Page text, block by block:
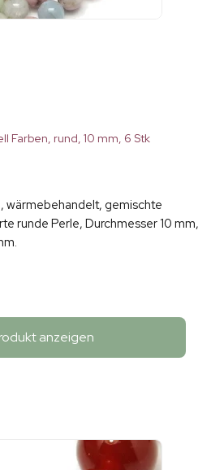
Farben, rund, 10 mm, 6 Stk
wärmebehandelt, gemischte
runde Perle, Durchmesser 10 mm,
anzeigen